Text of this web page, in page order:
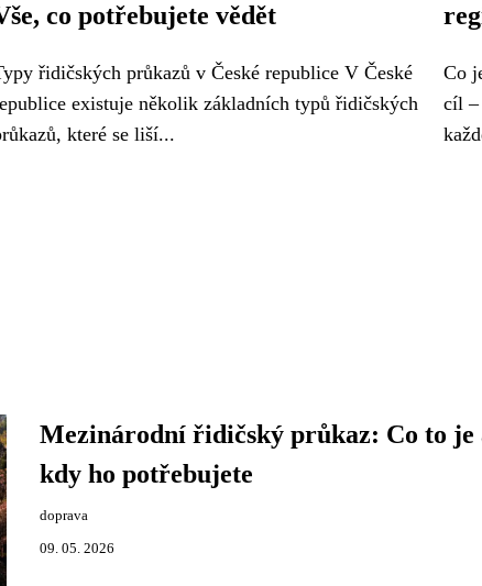
co potřebujete vědět
řidičských průkazů v České republice V České
existuje několik základních typů řidičských
které se liší...
Co
cíl –
Mezinárodní řidičský průkaz: Co to je
kdy ho potřebujete
doprava
09. 05. 2026